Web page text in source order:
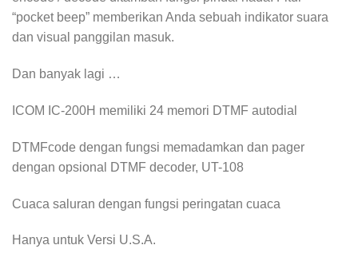
“pocket beep” memberikan Anda sebuah indikator suara
dan visual panggilan masuk.
Dan banyak lagi …
ICOM IC-200H memiliki 24 memori DTMF autodial
DTMFcode dengan fungsi memadamkan dan pager
dengan opsional DTMF decoder, UT-108
Cuaca saluran dengan fungsi peringatan cuaca
Hanya untuk Versi U.S.A.